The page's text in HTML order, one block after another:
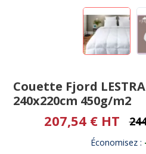
Couette Fjord
240x220cm 450g/m2
207,54 € HT
Économisez :